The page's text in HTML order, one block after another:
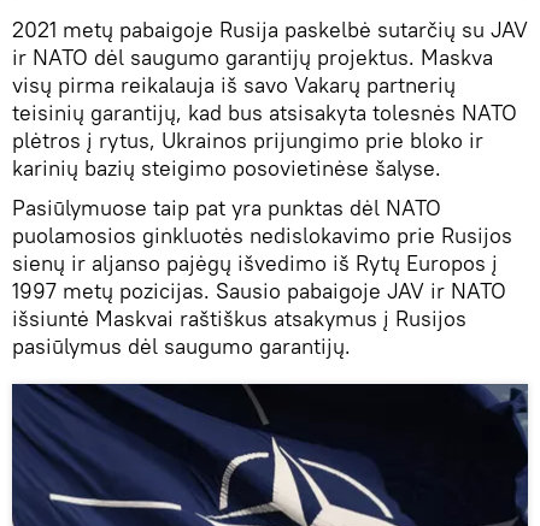
2021 metų pabaigoje Rusija paskelbė sutarčių su JAV
ir NATO dėl saugumo garantijų projektus. Maskva
visų pirma reikalauja iš savo Vakarų partnerių
teisinių garantijų, kad bus atsisakyta tolesnės NATO
plėtros į rytus, Ukrainos prijungimo prie bloko ir
karinių bazių steigimo posovietinėse šalyse.
Pasiūlymuose taip pat yra punktas dėl NATO
puolamosios ginkluotės nedislokavimo prie Rusijos
sienų ir aljanso pajėgų išvedimo iš Rytų Europos į
1997 metų pozicijas. Sausio pabaigoje JAV ir NATO
išsiuntė Maskvai raštiškus atsakymus į Rusijos
pasiūlymus dėl saugumo garantijų.